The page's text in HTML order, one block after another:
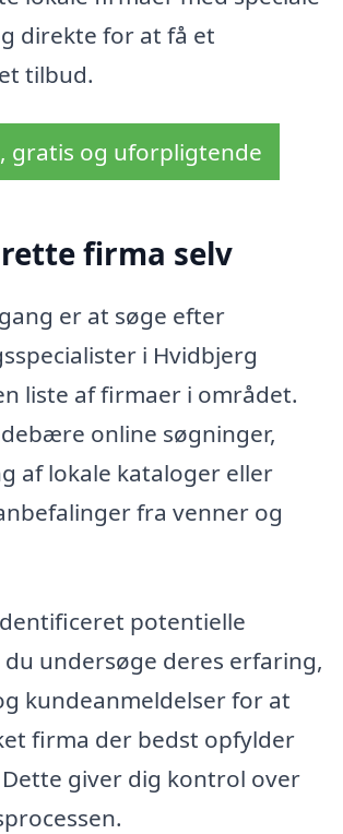
direkte for at få et
tilbud.
gratis og uforpligtende
firma selv
er at søge efter
i Hvidbjerg
liste af firmaer i området.
online søgninger,
af lokale kataloger eller
fra venner og
potentielle
undersøge deres erfaring,
kundeanmeldelser for at
firma der bedst opfylder
giver dig kontrol over